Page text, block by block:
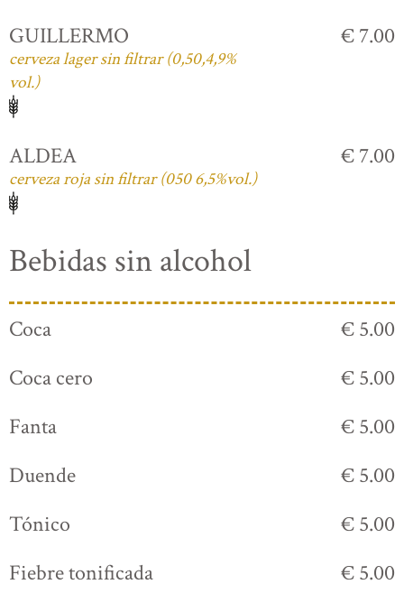
GUILLERMO
cerveza lager sin filtrar (0,50,4,9%
vol.)
€ 7.00
ALDEA
cerveza roja sin filtrar (050 6,5%vol.)
€ 7.00
Bebidas sin alcohol
Coca
€ 5.00
Coca cero
€ 5.00
Fanta
€ 5.00
Duende
€ 5.00
Tónico
€ 5.00
Fiebre tonificada
€ 5.00